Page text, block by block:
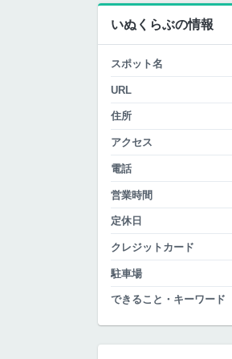
いぬくらぶの情報
スポット名
URL
住所
アクセス
電話
営業時間
定休日
クレジットカード
駐車場
できること・キーワード